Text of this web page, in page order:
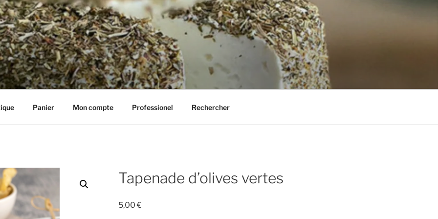
HENRIETTE
Panier Mon compte Professionel Rechercher
Tapenade d’olives vertes
5,00€